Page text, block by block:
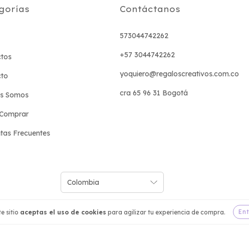
sitio aceptas el uso de cookies para agilizar tu experiencia de compra.
Somos
Frecuentes
Contáctanos
573044742262
+57 3044742262
yoquiero@regaloscreativos.com.co
cra 65 96 31 Bogotá
reservados.